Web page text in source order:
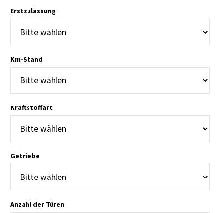
Erstzulassung
Km-Stand
Kraftstoffart
Getriebe
Anzahl der Türen